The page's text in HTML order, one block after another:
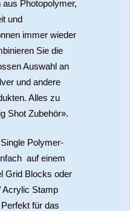
Photopolymer,
und
immer wieder
Sie die
Auswahl an
und andere
Alles zu
Shot Zubehör».
Polymer-
auf einem
Grid Blocks oder
Acrylic Stamp
für das